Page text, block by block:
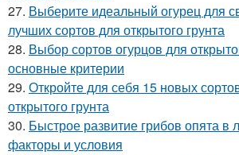
27. Выберите идеальный огурец для
лучших сортов для открытого грунта
28. Выбор сортов огурцов для
основные критерии
29. Откройте для себя 15 новых
открытого грунта
30. Быстрое развитие грибов опята в
факторы и условия